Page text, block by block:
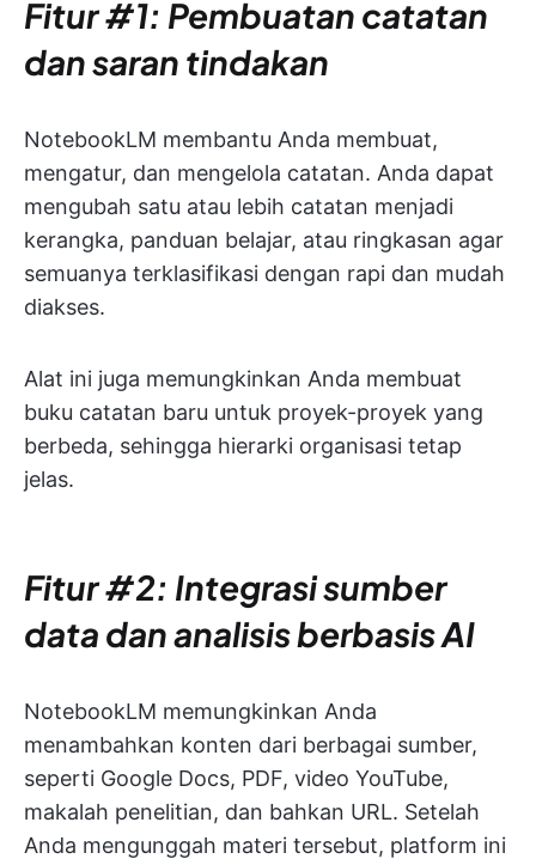
Fitur #1: Pembuatan catatan
dan saran tindakan
NotebookLM membantu Anda membuat,
mengatur, dan mengelola catatan. Anda dapat
mengubah satu atau lebih catatan menjadi
kerangka, panduan belajar, atau ringkasan agar
semuanya terklasifikasi dengan rapi dan mudah
diakses.
Alat ini juga memungkinkan Anda membuat
buku catatan baru untuk proyek-proyek yang
berbeda, sehingga hierarki organisasi tetap
jelas.
Fitur #2: Integrasi sumber
data dan analisis berbasis AI
NotebookLM memungkinkan Anda
menambahkan konten dari berbagai sumber,
seperti Google Docs, PDF, video YouTube,
makalah penelitian, dan bahkan URL. Setelah
Anda mengunggah materi tersebut, platform ini